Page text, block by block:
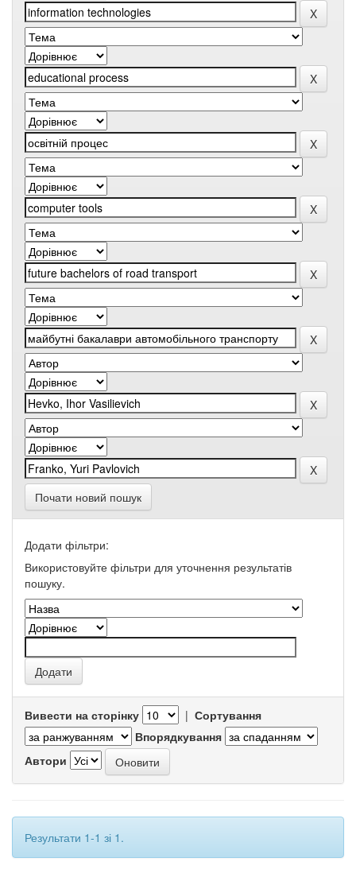
Почати новий пошук
Додати фільтри:
Використовуйте фільтри для уточнення результатів
пошуку.
Вивести на сторінку | Сортування
Впорядкування
Автори
Результати 1-1 зі 1.